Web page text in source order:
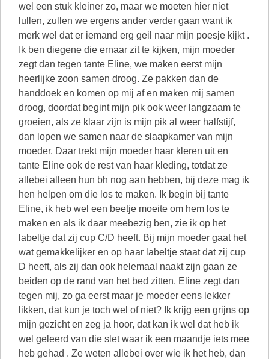
wel een stuk kleiner zo, maar we moeten hier niet
lullen, zullen we ergens ander verder gaan want ik
merk wel dat er iemand erg geil naar mijn poesje kijkt .
Ik ben diegene die ernaar zit te kijken, mijn moeder
zegt dan tegen tante Eline, we maken eerst mijn
heerlijke zoon samen droog. Ze pakken dan de
handdoek en komen op mij af en maken mij samen
droog, doordat begint mijn pik ook weer langzaam te
groeien, als ze klaar zijn is mijn pik al weer halfstijf,
dan lopen we samen naar de slaapkamer van mijn
moeder. Daar trekt mijn moeder haar kleren uit en
tante Eline ook de rest van haar kleding, totdat ze
allebei alleen hun bh nog aan hebben, bij deze mag ik
hen helpen om die los te maken. Ik begin bij tante
Eline, ik heb wel een beetje moeite om hem los te
maken en als ik daar meebezig ben, zie ik op het
labeltje dat zij cup C/D heeft. Bij mijn moeder gaat het
wat gemakkelijker en op haar labeltje staat dat zij cup
D heeft, als zij dan ook helemaal naakt zijn gaan ze
beiden op de rand van het bed zitten. Eline zegt dan
tegen mij, zo ga eerst maar je moeder eens lekker
likken, dat kun je toch wel of niet? Ik krijg een grijns op
mijn gezicht en zeg ja hoor, dat kan ik wel dat heb ik
wel geleerd van die slet waar ik een maandje iets mee
heb gehad . Ze weten allebei over wie ik het heb, dan